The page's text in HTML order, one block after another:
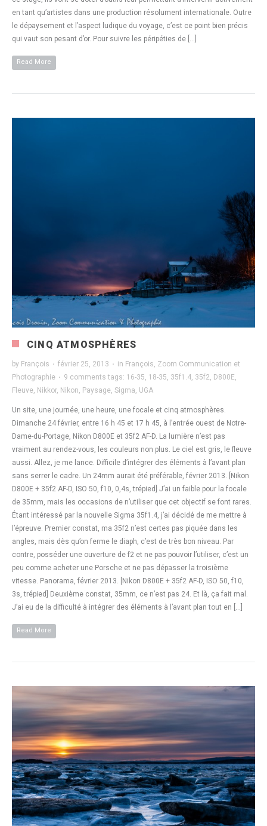
en tant qu’artistes dans une production résolument internationale. Outre
le dépaysement et l’aspect ludique du voyage, c’est ce point bien précis
qui vaut son pesant d’or. Pour suivre les péripéties de […]
Read More
CINQ ATMOSPHÈRES
by François · février 25, 2013 · in François, Zoom Communication et
Photographie · 9 comments tags: 16-35, 18-35, 35f1.4, 35f2, D800E,
Fleuve, Nikkor, Nikon, Paysage, Sigma, UGA
Un site, une journée, une heure, une focale et cinq atmosphères.
Dimanche 24 février, entre 16 h 45 et 17 h 45, à l’entrée ouest de Notre-
Dame-du-Portage, Nikon D800E et 35f2 AF-D. La lumière n’est pas
vraiment au rendez-vous, les couleurs non plus. Le ciel est gris, le fleuve
aussi. Allez, je me lance. Difficile d’intégrer des éléments à l’avant plan
sans serrer le cadre. Un 24mm aurait été préférable, février 2013. [Nikon
D800E + 35f2 AF-D, ISO 50, f10, 0,4s, trépied] J’ai un faible pour la focale
de 35mm, mais les occasions de n’utiliser que cet objectif se font rares.
Étant intéressé par la nouvelle Sigma 35f1.4, j’ai décidé de me mettre à
l’épreuve. Premier constat, ma 35f2 n’est certes pas piquée dans les
angles, mais dès qu’on ferme le diaph, c’est de très bon niveau. Par
contre, posséder une ouverture de f2 et ne pas pouvoir l’utiliser, c’est un
peu comme acheter une Porsche et ne pas dépasser la troisième
vitesse. Panorama, février 2013. [Nikon D800E + 35f2 AF-D, ISO 50, f10,
3s, trépied] Deuxième constat, 35mm, ce n’est pas 24. Et là, ça fait mal.
J’ai eu de la difficulté à intégrer des éléments à l’avant plan tout en […]
Read More